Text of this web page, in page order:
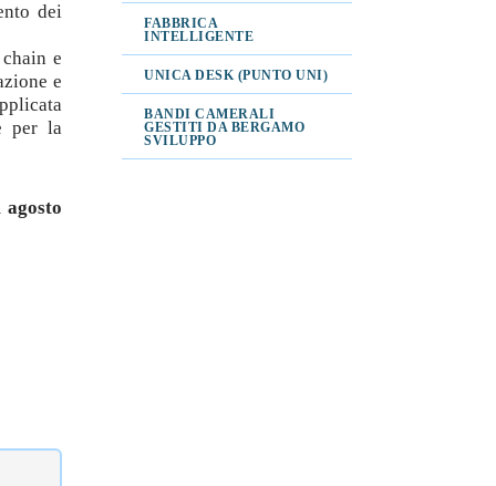
dei
e
e
per la
agosto
FABBRICA
INTELLIGENTE
UNICA DESK (PUNTO UNI)
BANDI CAMERALI
GESTITI DA BERGAMO
SVILUPPO